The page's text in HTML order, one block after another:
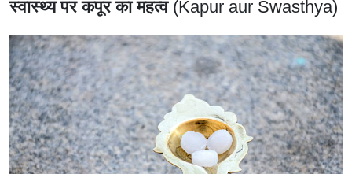
स्वास्थ्य पर कपूर का महत्व(Kapur aur Swasthya)